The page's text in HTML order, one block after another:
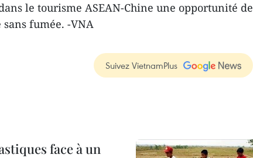
le touris​me ASEAN-Chine une opportunité de
fumée. -VNA
Suivez VietnamPlus
face à un